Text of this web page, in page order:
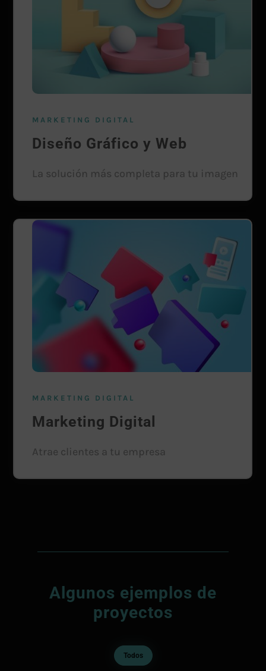
MARKETING DIGITAL
Diseño Gráfico y Web
La solución más completa para tu imagen
MARKETING DIGITAL
Marketing Digital
Atrae clientes a tu empresa
Algunos ejemplos de
proyectos
Todos